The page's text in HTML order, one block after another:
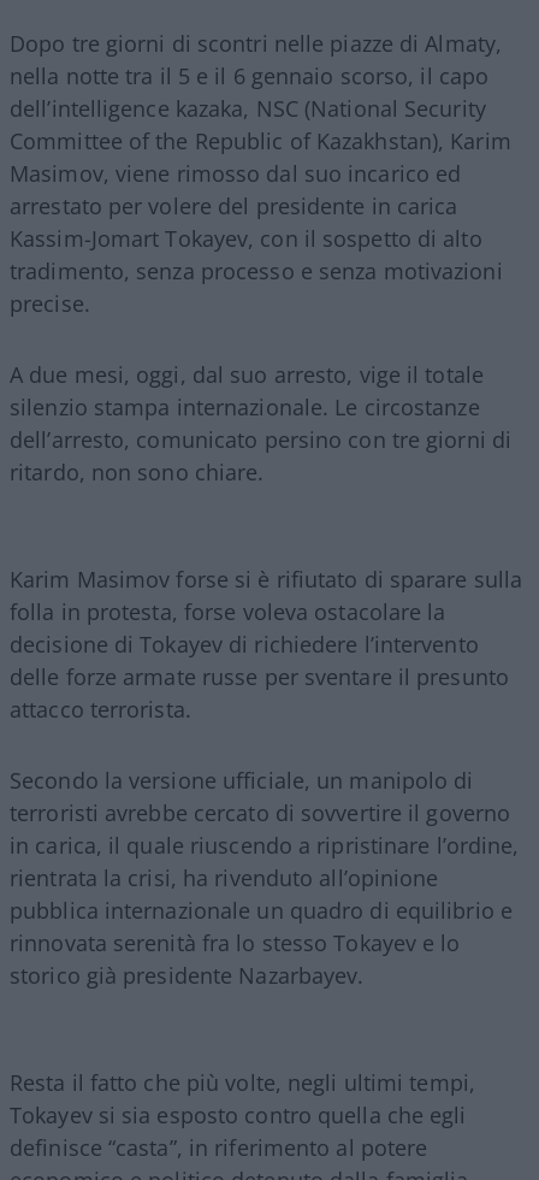
Dopo tre giorni di scontri nelle piazze di Almaty,
nella notte tra il 5 e il 6 gennaio scorso, il capo
dell’intelligence kazaka, NSC (National Security
Committee of the Republic of Kazakhstan), Karim
Masimov, viene rimosso dal suo incarico ed
arrestato per volere del presidente in carica
Kassim-Jomart Tokayev, con il sospetto di alto
tradimento, senza processo e senza motivazioni
precise.
A due mesi, oggi, dal suo arresto, vige il totale
silenzio stampa internazionale. Le circostanze
dell’arresto, comunicato persino con tre giorni di
ritardo, non sono chiare.
Karim Masimov forse si è rifiutato di sparare sulla
folla in protesta, forse voleva ostacolare la
decisione di Tokayev di richiedere l’intervento
delle forze armate russe per sventare il presunto
attacco terrorista.
Secondo la versione ufficiale, un manipolo di
terroristi avrebbe cercato di sovvertire il governo
in carica, il quale riuscendo a ripristinare l’ordine,
rientrata la crisi, ha rivenduto all’opinione
pubblica internazionale un quadro di equilibrio e
rinnovata serenità fra lo stesso Tokayev e lo
storico già presidente Nazarbayev.
Resta il fatto che più volte, negli ultimi tempi,
Tokayev si sia esposto contro quella che egli
definisce “casta”, in riferimento al potere